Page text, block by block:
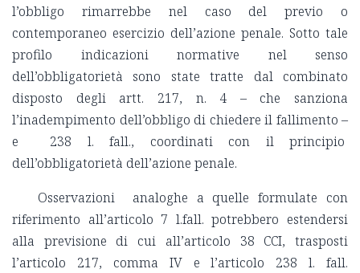
l’obbligo rimarrebbe nel caso del previo o
contemporaneo esercizio dell’azione penale. Sotto tale
profilo indicazioni normative nel senso
dell’obbligatorietà sono state tratte dal combinato
disposto degli artt. 217, n. 4 – che sanziona
l’inadempimento dell’obbligo di chiedere il fallimento –
e 238 l. fall., coordinati con il principio
dell’obbligatorietà dell’azione penale.
Osservazioni analoghe a quelle formulate con
riferimento all’articolo 7 l.fall. potrebbero estendersi
alla previsione di cui all’articolo 38 CCI, trasposti
l’articolo 217, comma IV e l’articolo 238 l. fall.